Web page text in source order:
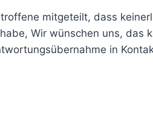
mitgeteilt, dass
Wir wünschen uns,
in